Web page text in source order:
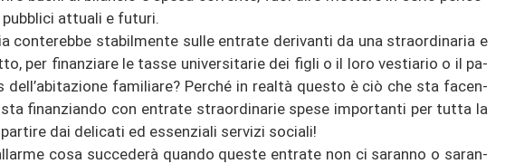
at­tua­li e fu­tu­ri.
con­te­reb­be sta­bil­men­te sulle en­tra­te de­ri­van­ti da una stra­or­di­na­ria e
per fi­nan­zia­re le tasse uni­ver­si­ta­rie dei figli o il loro ves­tia­rio o il pa­
dell’ab­ita­zio­ne fa­mi­lia­re? Per­ché in realtà ques­to è ciò che sta fa­cen­
fi­nan­zian­do con en­tra­te stra­or­di­na­rie spese im­por­tan­ti per tutta la
dai de­li­ca­ti ed es­sen­zia­li ser­vi­zi so­cia­li!
cosa succederà quan­do ques­te en­tra­te non ci sa­ran­no o sa­ran­